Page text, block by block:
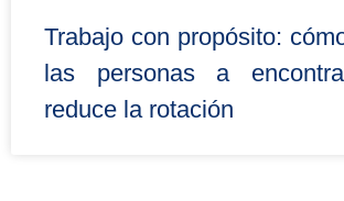
Trabajo con propósito:
las personas a
reduce la rotación